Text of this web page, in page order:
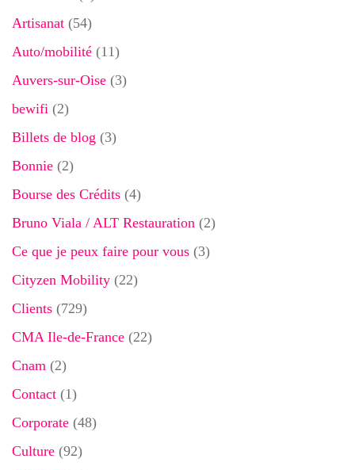
Artisanat (54)
Auto/mobilité (11)
Auvers-sur-Oise (3)
bewifi (2)
Billets de blog (3)
Bonnie (2)
Bourse des Crédits (4)
Bruno Viala / ALT Restauration (2)
Ce que je peux faire pour vous (3)
Cityzen Mobility (22)
Clients (729)
CMA Ile-de-France (22)
Cnam (2)
Contact (1)
Corporate (48)
Culture (92)